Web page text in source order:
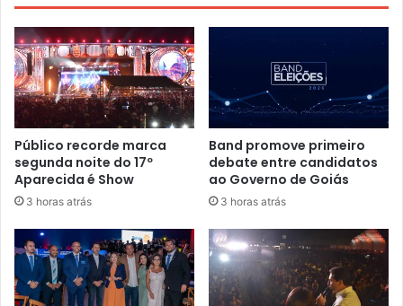
Público recorde marca
segunda noite do 17º
Aparecida é Show
3 horas atrás
Band promove primeiro
debate entre candidatos
ao Governo de Goiás
3 horas atrás